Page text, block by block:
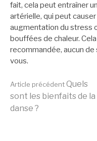
fait, cela peut entraîner
artérielle, qui peut
augmentation du stress
bouffées de chaleur.
recommandée, aucun
vous.
Lire
Article précédentQuels
sont les bienfaits de la
danse ?